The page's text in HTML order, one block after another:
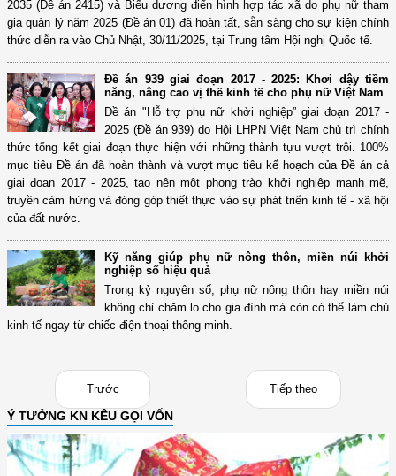
2035 (Đề án 2415) và Biểu dương điển hình hợp tác xã do phụ nữ tham
gia quản lý năm 2025 (Đề án 01) đã hoàn tất, sẵn sàng cho sự kiện chính
thức diễn ra vào Chủ Nhật, 30/11/2025, tại Trung tâm Hội nghị Quốc tế.
Đề án 939 giai đoạn 2017 - 2025: Khơi dậy tiềm
năng, nâng cao vị thế kinh tế cho phụ nữ Việt Nam
Đề án "Hỗ trợ phụ nữ khởi nghiệp” giai đoạn 2017 -
2025 (Đề án 939) do Hội LHPN Việt Nam chủ trì chính
thức tổng kết giai đoạn thực hiện với những thành tựu vượt trội. 100%
mục tiêu Đề án đã hoàn thành và vượt mục tiêu kế hoạch của Đề án cả
giai đoạn 2017 - 2025, tạo nên một phong trào khởi nghiệp mạnh mẽ,
truyền cảm hứng và đóng góp thiết thực vào sự phát triển kinh tế - xã hội
của đất nước.
Kỹ năng giúp phụ nữ nông thôn, miền núi khởi
nghiệp số hiệu quả
Trong kỷ nguyên số, phụ nữ nông thôn hay miền núi
không chỉ chăm lo cho gia đình mà còn có thể làm chủ
kinh tế ngay từ chiếc điện thoại thông minh.
Trước Tiếp theo
Ý TƯỞNG KN KÊU GỌI VỐN